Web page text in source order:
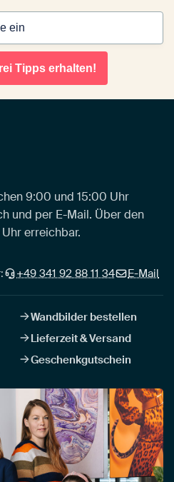
Tipps erhalten!
9:00 und 15:00 Uhr
und per E-Mail. Über den
erreichbar.
+49 341 92 88 11 34 E-Mail
Wandbilder bestellen
Lieferzeit & Versand
Geschenkgutschein